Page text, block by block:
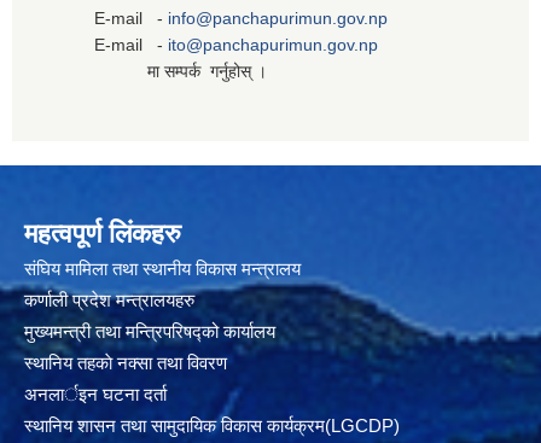
E-mail - info@panchapurimun.gov.np
E-mail - ito@panchapurimun.gov.np
मा सम्पर्क गर्नुहोस् ।
महत्वपूर्ण लिंकहरु
संघिय मामिला तथा स्थानीय विकास मन्त्रालय
कर्णाली प्रदेश मन्त्रालयहरु
मुख्यमन्त्री तथा मन्त्रिपरिषद्को कार्यालय
स्थानिय तहकाे नक्सा तथा विवरण
अनलार्इन घटना दर्ता
स्थानिय शासन तथा सामुदायिक विकास कार्यक्रम(LGCDP)